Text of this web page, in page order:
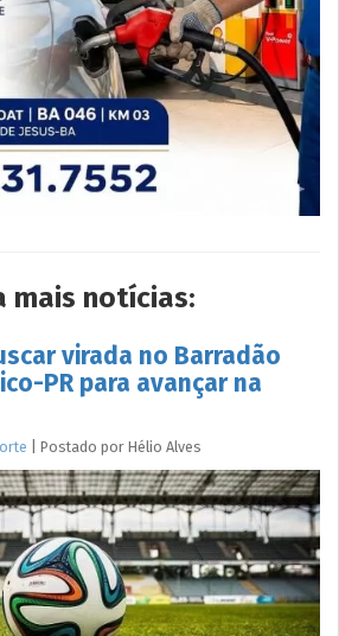
mais notícias:
virada no Barradão
PR para avançar na
Postado por Hélio Alves